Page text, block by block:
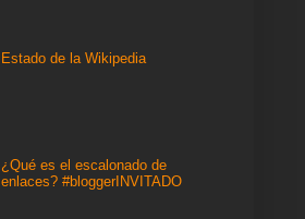
Estado de la Wikipedia
¿Qué es el escalonado de
enlaces? #bloggerINVITADO